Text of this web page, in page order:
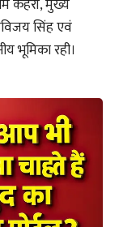
केहरी, मुख्य
सिंह एवं
भूमिका रही।